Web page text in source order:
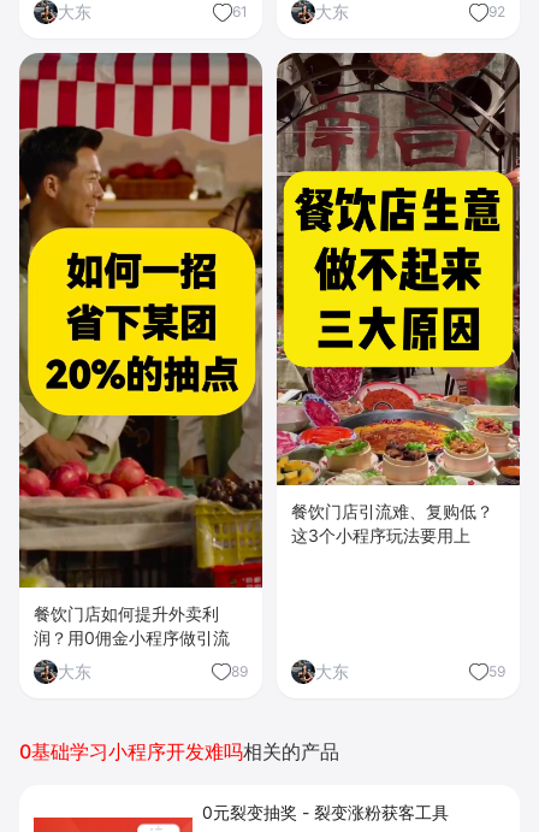
大东
61
大东
92
餐饮门店如何提升外卖利
润？用0佣金小程序做引流
大东
89
餐饮门店引流难、复购低？
这3个小程序玩法要用上
大东 59
0基础学习小程序开发难吗相关的产品
0元裂变抽奖 - 裂变涨粉获客工具